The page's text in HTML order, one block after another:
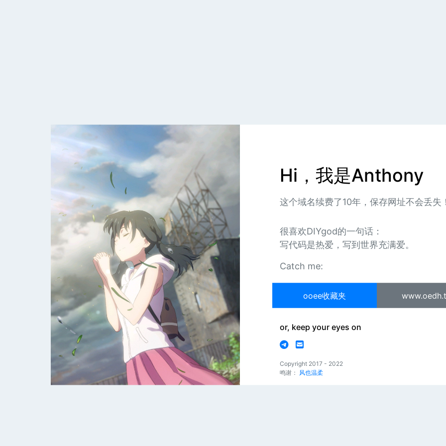
Hi，我是Anthony
这个域名续费了10年，保存网址不会丢失
很喜欢DIYgod的一句话：
写代码是热爱，写到世界充满爱。
Catch me:
ooee收藏夹
or, keep your eyes on
Copyright 2017 - 2022
鸣谢：
风也温柔